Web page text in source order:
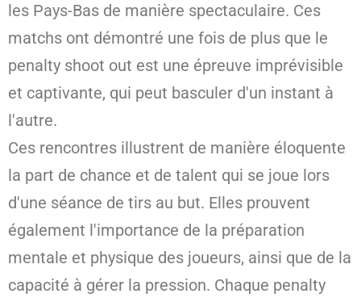
les Pays-Bas de manière spectaculaire. Ces
matchs ont démontré une fois de plus que le
penalty shoot out est une épreuve imprévisible
et captivante, qui peut basculer d'un instant à
l'autre.
Ces rencontres illustrent de manière éloquente
la part de chance et de talent qui se joue lors
d'une séance de tirs au but. Elles prouvent
également l'importance de la préparation
mentale et physique des joueurs, ainsi que de la
capacité à gérer la pression. Chaque penalty